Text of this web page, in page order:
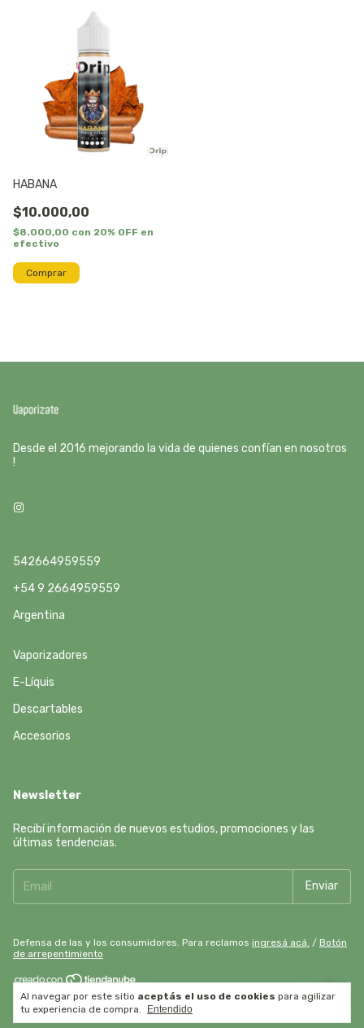
Al navegar por este sitio aceptás el uso de cookies para agilizar
tu experiencia de compra.
Entendido
HABANA
$10.000,00
$8.000,00 con 20% OFF en
efectivo
Comprar
Desde el 2016 mejorando la vida de quienes confían en nosotros
!
542664959559
+54 9 2664959559
Argentina
Vaporizadores
E-Líquis
Descartables
Accesorios
Newsletter
Recibí información de nuevos estudios, promociones y las
últimas tendencias.
Defensa de las y los consumidores. Para reclamos ingresá acá. / Botón
de arrepentimiento
Copyright Drip Lab - 2026. Todos los derechos reservados.